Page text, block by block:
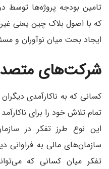
تامین بودجه پروژه‌ها
که با اصول بلاک چین یعنی
ایجاد بحت میان نوآوران و
شرکت‌های
کسانی که به ناکارآمدی
تمام تلاش خود را برای
این نوع طرز تفکر در
سازمان‌های مالی به فراوانی
تفکر میان کسانی که